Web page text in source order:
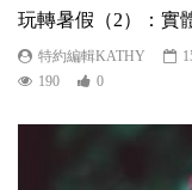
玩轉暑假（2）：實
特約編輯KATHY
190
0